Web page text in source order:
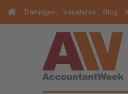
Trainingen Vacatures Blog